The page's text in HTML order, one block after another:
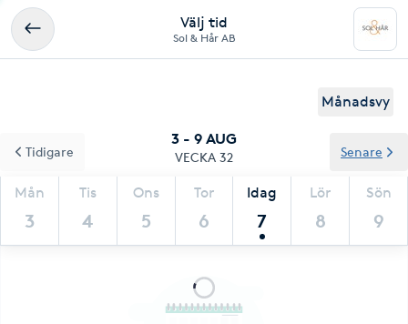
Välj tid
Sol & Hår AB
Månadsvy
3 - 9 AUG
VECKA 32
Mån
3
Tis
4
Ons
5
Tor
6
Idag
7
Lör
8
Sön
9
Tidigare Senare